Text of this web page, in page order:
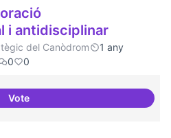
i antidisciplinar
del Canòdrom
1 any
0 0
VoteTallers de col·laboració